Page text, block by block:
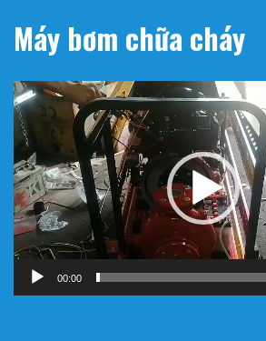
Máy bơm chữa cháy
Trình
chơi
Video
00:00